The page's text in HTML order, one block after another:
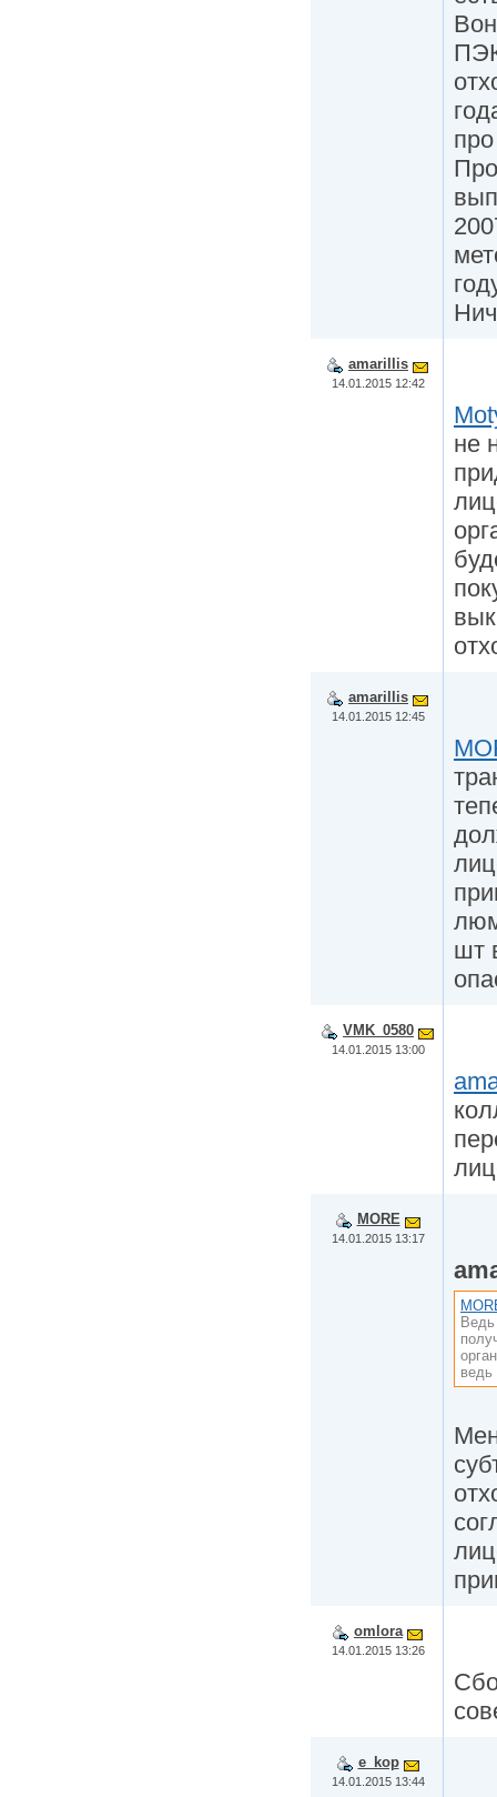
amarillis
14.01.2015 12:42
не
amarillis
14.01.2015 12:45
шт
VMK_0580
14.01.2015 13:00
MORE
14.01.2015 13:17
Ведь
ведь
omlora
14.01.2015 13:26
e_kop
14.01.2015 13:44